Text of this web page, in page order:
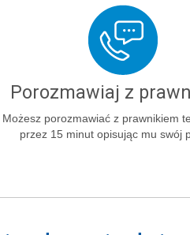
Porozmawiaj z
Możesz porozmawiać z prawnikiem
przez 15 minut opisując mu swój